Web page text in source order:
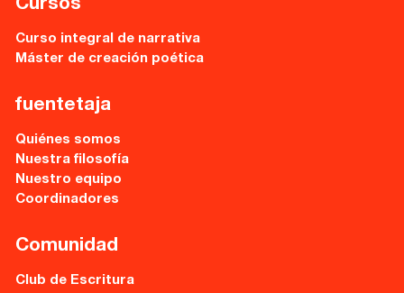
Cervantes nº21, entlo.
28014 Madrid
info@fuentetajaliteraria.com
WhatsApp 619 027 626
Horario de atención:
De lunes a viernes
Cursos
Curso integral de narrativa
Máster de creación poética
fuentetaja
Quiénes somos
Nuestra filosofía
Nuestro equipo
Coordinadores
Comunidad
Club de Escritura